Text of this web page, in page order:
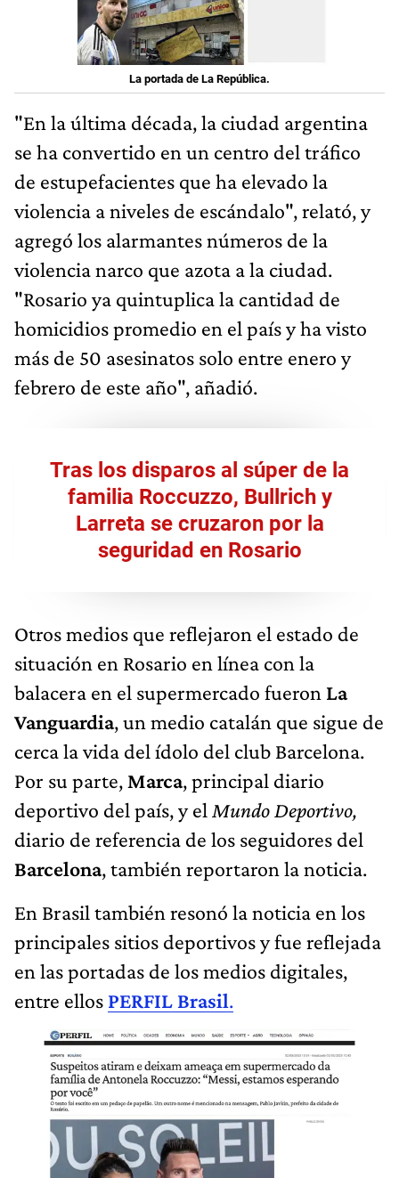
La portada de La República.
"En la última década, la ciudad argentina
se ha convertido en un centro del tráfico
de estupefacientes que ha elevado la
violencia a niveles de escándalo", relató, y
agregó los alarmantes números de la
violencia narco que azota a la ciudad.
"Rosario ya quintuplica la cantidad de
homicidios promedio en el país y ha visto
más de 50 asesinatos solo entre enero y
febrero de este año", añadió.
Tras los disparos al súper de la
familia Roccuzzo, Bullrich y
Larreta se cruzaron por la
seguridad en Rosario
Otros medios que reflejaron el estado de
situación en Rosario en línea con la
balacera en el supermercado fueron La
Vanguardia, un medio catalán que sigue de
cerca la vida del ídolo del club Barcelona.
Por su parte, Marca, principal diario
deportivo del país, y el Mundo Deportivo,
diario de referencia de los seguidores del
Barcelona, también reportaron la noticia.
En Brasil también resonó la noticia en los
principales sitios deportivos y fue reflejada
en las portadas de los medios digitales,
entre ellos PERFIL Brasil.